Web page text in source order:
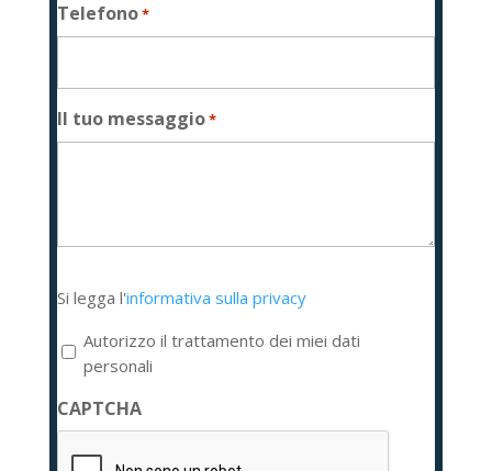
Telefono*
Il tuo messaggio*
legga
l'informativa
sulla
privacy
*
Si legga l'informativa sulla privacy
Autorizzo il trattamento dei miei dati
personali
CAPTCHA